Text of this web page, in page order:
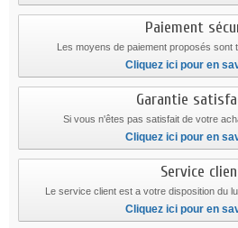
Paiement
Les moyens de paiement proposés sont
Cliquez ici pour en
Garantie
Si vous n'êtes pas satisfait de votre
Cliquez ici pour en
Service
Le service client est a votre disposition du
Cliquez ici pour en